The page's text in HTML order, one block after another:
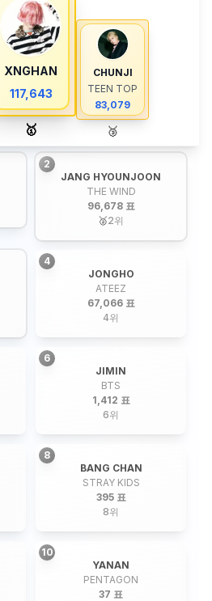
XNGHAN
117,643
🥇
CHUNJI
TEEN TOP
83,079
🥉
2
JANG HYOUNJOON
THE WIND
96,678 표
🥈2위
4
JONGHO
ATEEZ
67,066 표
4위
6
JIMIN
BTS
1,412 표
6위
8
BANG CHAN
STRAY KIDS
395 표
8위
10
YANAN
PENTAGON
37 표